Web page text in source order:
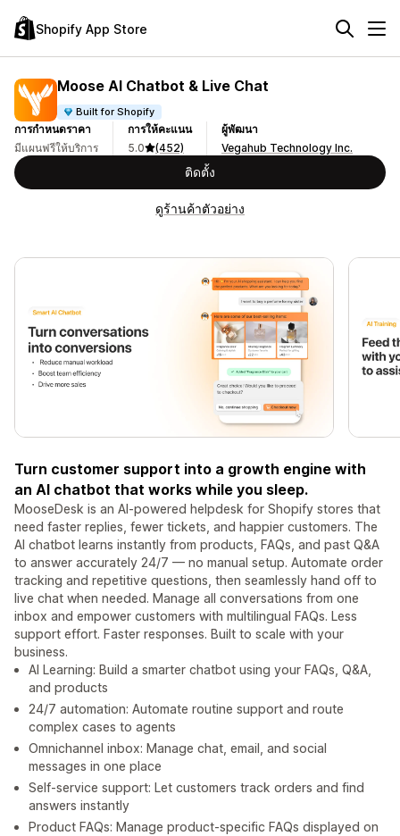
Shopify App Store
Moose AI Chatbot & Live Chat
Built for Shopify
การกำหนดราคา
มีแผนฟรีให้บริการ
การให้คะแนน
5.0
(452)
ผู้พัฒนา
Vegahub Technology Inc.
ติดตั้ง
ดูร้านค้าตัวอย่าง
Turn customer support into a growth engine with
an AI chatbot that works while you sleep.
MooseDesk is an AI-powered helpdesk for Shopify stores that
need faster replies, fewer tickets, and happier customers. The
AI chatbot learns instantly from products, FAQs, and past Q&A
to answer accurately 24/7 — no manual setup. Automate order
tracking and repetitive questions, then seamlessly hand off to
live chat when needed. Manage all conversations from one
inbox and empower customers with multilingual FAQs. Less
support effort. Faster responses. Built to scale with your
business.
AI Learning: Build a smarter chatbot using your FAQs, Q&A,
and products
24/7 automation: Automate routine support and route
complex cases to agents
Omnichannel inbox: Manage chat, email, and social
messages in one place
Self-service support: Let customers track orders and find
answers instantly
Product FAQs: Manage product-specific FAQs displayed on